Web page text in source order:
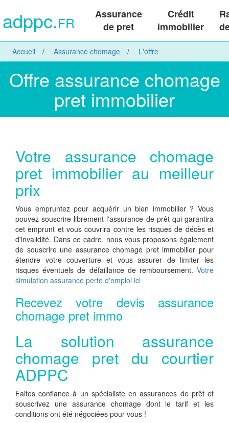
adppc.FR
Assurance
de pret
Crédit
immobilier
Accueil Assurance chomage L'offre
Offre assurance chomage
pret immobilier
Votre assurance chomage
pret immobilier au meilleur
prix
Vous empruntez pour acquérir un bien immobilier ? Vous
pouvez souscrire librement l'assurance de prêt qui garantira
cet emprunt et vous couvrira contre les risques de décès et
d'invalidité. Dans ce cadre, nous vous proposons également
de souscrire une assurance chomage pret immobilier pour
étendre votre couverture et vous assurer de limiter les
risques éventuels de défaillance de remboursement. Votre
simulation assurance perte d'emploi ici
Recevez votre devis assurance
chomage pret immo
La solution assurance
chomage pret du courtier
ADPPC
Faites confiance à un spécialiste en assurances de prêt et
souscrivez une assurance chomage dont le tarif et les
conditions ont été négociées pour vous !